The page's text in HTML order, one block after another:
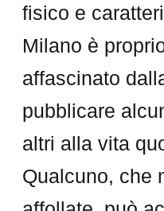
fisico e
Milano è
affascinato
pubblicare
altri alla vita
Qualcuno, che